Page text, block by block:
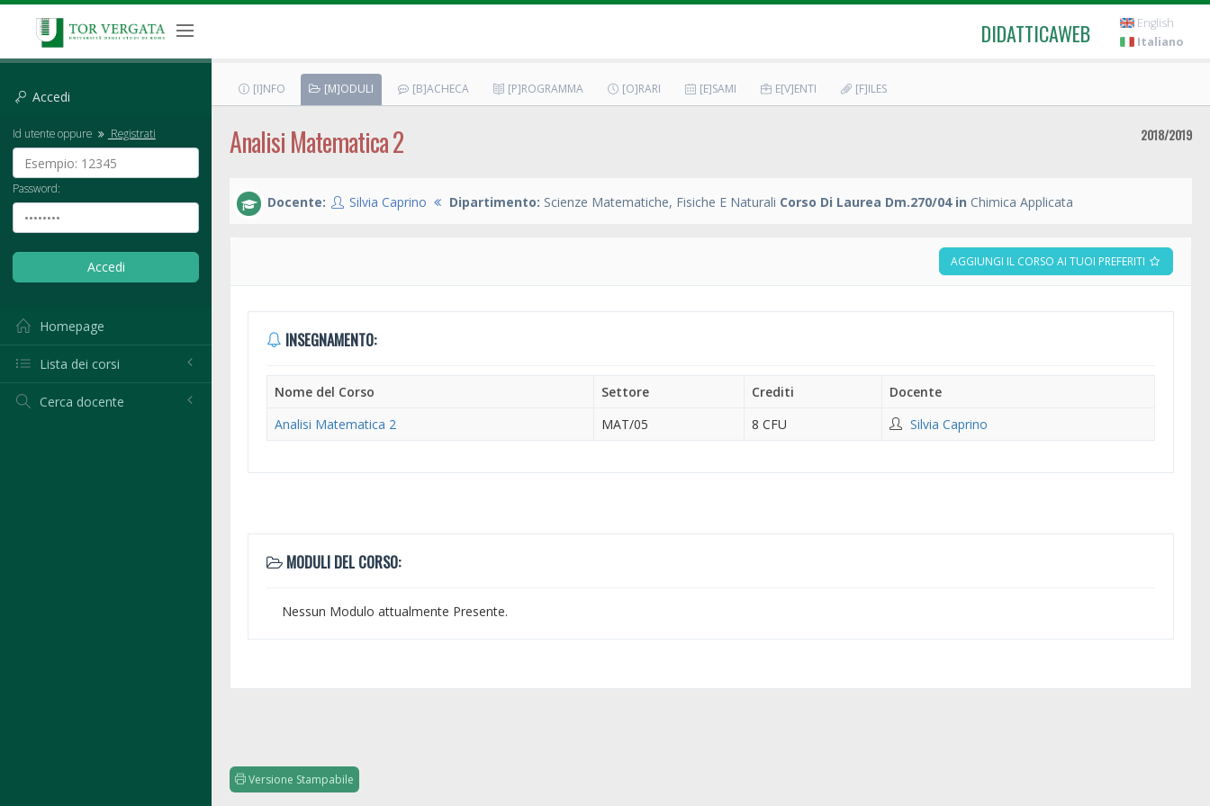
DIDATTICAWEB
English
Italiano
Accedi
Id utente oppure Registrati
Password:
Homepage
Lista dei corsi
Cerca docente
[I]NFO [M]ODULI [B]ACHECA [P]ROGRAMMA [O]RARI [E]SAMI E[V]ENTI [F]ILES
Analisi Matematica 2 2018/2019
Docente: Silvia Caprino Dipartimento: Scienze Matematiche, Fisiche E Naturali Corso Di Laurea Dm.270/04 in Chimica Applicata
AGGIUNGI IL CORSO AI TUOI PREFERITI
INSEGNAMENTO:
Nome del Corso Settore Crediti
Docente
Analisi Matematica 2
MAT/05 8 CFU Silvia Caprino
MODULI DEL CORSO:
Nessun Modulo attualmente Presente.
Versione Stampabile